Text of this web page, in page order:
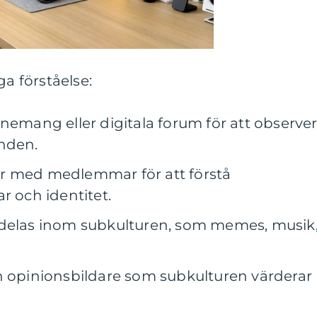
förståelse:
eller digitala forum för att
med medlemmar för att förstå
och identitet.
inom subkulturen, som memes,
opinionsbildare som subkulturen värderar